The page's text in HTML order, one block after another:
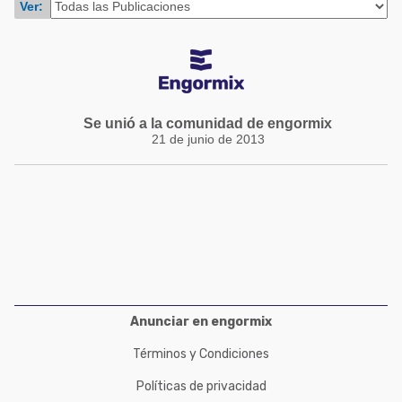
Acuacultura
Balanceados - Piensos
Comunidades en portugués
Ver:
Se unió a la comunidad de engormix
21 de junio de 2013
Anunciar en engormix
Términos y Condiciones
Políticas de privacidad